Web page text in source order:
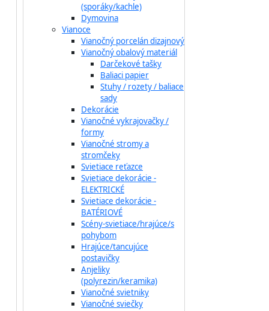
(sporáky/kachle)
Dymovina
Vianoce
Vianočný porcelán dizajnový
Vianočný obalový materiál
Darčekové tašky
Baliaci papier
Stuhy / rozety / baliace
sady
Dekorácie
Vianočné vykrajovačky /
formy
Vianočné stromy a
stromčeky
Svietiace reťazce
Svietiace dekorácie -
ELEKTRICKÉ
Svietiace dekorácie -
BATÉRIOVÉ
Scény-svietiace/hrajúce/s
pohybom
Hrajúce/tancujúce
postavičky
Anjeliky
(polyrezin/keramika)
Vianočné svietniky
Vianočné sviečky